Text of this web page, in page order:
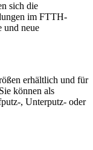
sich die
im FTTH-
und neue
erhältlich und für
können als
, Unterputz- oder